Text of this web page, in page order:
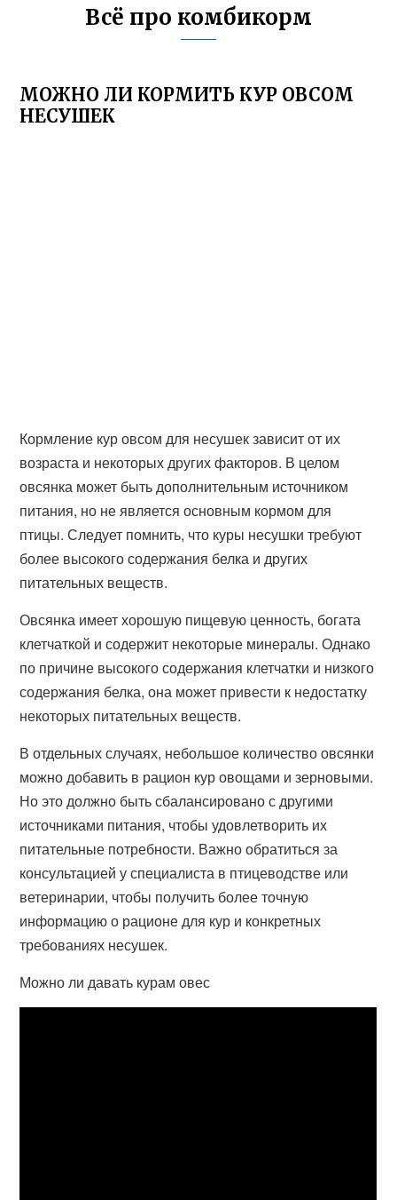
Всё про комбикорм
МОЖНО ЛИ КОРМИТЬ КУР ОВСОМ
НЕСУШЕК
Кормление кур овсом для несушек зависит от их
возраста и некоторых других факторов. В целом
овсянка может быть дополнительным источником
питания, но не является основным кормом для
птицы. Следует помнить, что куры несушки требуют
более высокого содержания белка и других
питательных веществ.
Овсянка имеет хорошую пищевую ценность, богата
клетчаткой и содержит некоторые минералы. Однако
по причине высокого содержания клетчатки и низкого
содержания белка, она может привести к недостатку
некоторых питательных веществ.
В отдельных случаях, небольшое количество овсянки
можно добавить в рацион кур овощами и зерновыми.
Но это должно быть сбалансировано с другими
источниками питания, чтобы удовлетворить их
питательные потребности. Важно обратиться за
консультацией у специалиста в птицеводстве или
ветеринарии, чтобы получить более точную
информацию о рационе для кур и конкретных
требованиях несушек.
Можно ли давать курам овес